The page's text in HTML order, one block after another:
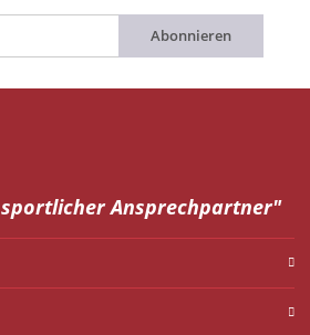
Abonnieren
sportlicher Ansprechpartner"